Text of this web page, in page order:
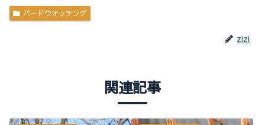
バードウオッチング
zizi
関連記事